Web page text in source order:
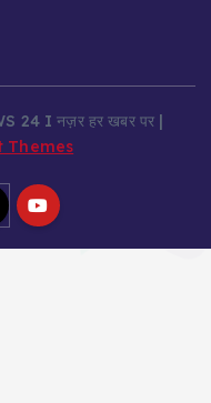
24 I नज़र हर खबर पर |